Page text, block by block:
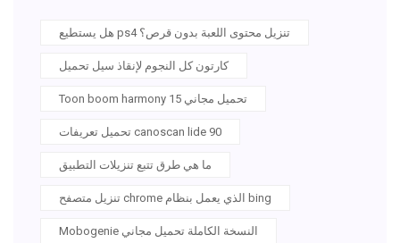
هل يستطيع ps4 تنزيل محتوى اللعبة بدون قرص؟
كارتون كل النجوم لإنقاذ سيل تحميل
Toon boom harmony 15 تحميل مجاني
تحميل تعريفات canoscan lide 90
ما هي طرق تتبع تنزيلات التطبيق
تنزيل متصفح chrome الذي يعمل بنظام bing
Mobogenie النسخة الكاملة تحميل مجاني